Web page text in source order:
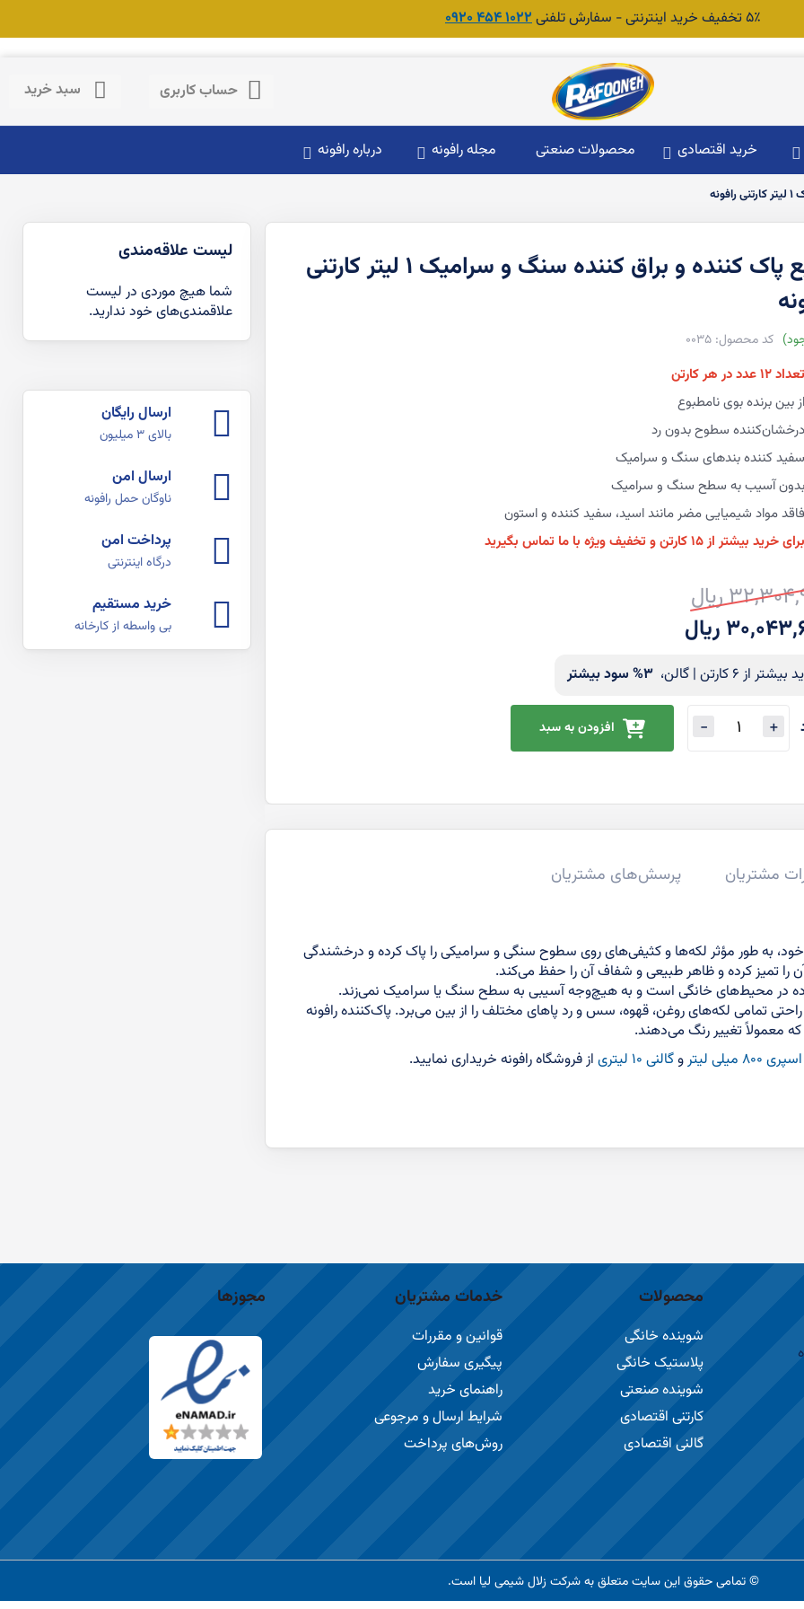
۵٪ تخفیف خرید اینترنتی - سفارش تلفنی 1022 454 0920
حساب کاربری
حساب کاربری سبد خرید
خرید اقتصادی محصولات صنعتی مجله رافونه درباره رافونه
0035
مایع پاک کننده و براق کننده سنگ و سرامیک 1 لیتر کارتنی
ریال
ریال
تعداد ۱۲ عدد در هر کارتن
از بین برنده بوی نامطبوع
درخشان‌کننده سطوح بدون رد
سفید کننده بندهای سنگ و سرامیک
بدون آسیب به سطح سنگ و سرامیک
فاقد مواد شیمیایی مضر مانند اسید، سفید کننده و استون
برای خرید بیشتر از ۱۵ کارتن و تخفیف ویژه با ما تماس بگیرید
از 6 کارتن | گالن، % سود بیشتر
افزودن به سبد
به طور مؤثر لکه‌ها و کثیفی‌های روی سطوح سنگی و سرامیکی را پاک کرده و درخشندگی
تمیز کرده و ظاهر طبیعی و شفاف آن را حفظ می‌کند.
در محیط‌های خانگی است و به هیچ‌وجه آسیبی به سطح سنگ یا سرامیک نمی‌زند.
تمامی لکه‌های روغن، قهوه، سس و رد پاهای مختلف را از بین می‌برد. پاک‌کننده رافونه
معمولاً تغییر رنگ می‌دهند.
اسپری ۸۰۰ میلی لیتر وگالنی ۱۰ لیتری از فروشگاه رافونه خریداری نمایید.
مشتریان پرسش‌های مشتریان
لیست علاقه‌مندی
شما هیچ موردی در لیست
علاقمندی‌های خود ندارید.
ارسال رایگان
بالای ۳ میلیون
ارسال امن
ناوگان حمل رافونه
پرداخت امن
درگاه اینترنتی
خرید مستقیم
بی واسطه از کارخانه
محصولات
شوینده خانگی
پلاستیک خانگی
شوینده صنعتی
کارتنی اقتصادی
گالنی اقتصادی
خدمات مشتریان
قوانین و مقررات
پیگیری سفارش
راهنمای خرید
شرایط ارسال و مرجوعی
روش‌های پرداخت
مجوزها
© تمامی حقوق این سایت متعلق به شرکت زلال شیمی لیا است.